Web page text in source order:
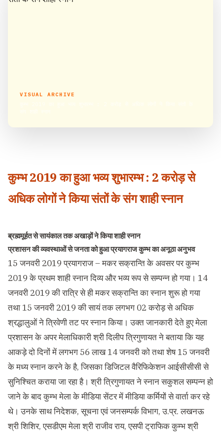
VISUAL ARCHIVE
कुम्भ 2019 का हुआ भव्य शुभारम्भ : 2 करोड़ से
अधिक लोगों ने किया संतों के संग शाही स्नान
ब्रह्ममूर्हत से सायंकाल तक अखाड़ों ने किया शाही स्नान
प्रशासन की व्यवस्थाओं से जनता को हुआ प्रयागराज कुम्भ का अनूठा अनुभव
15 जनवरी 2019 प्रयागराज – मकर सक्रान्ति के अवसर पर कुम्भ
2019 के प्रथम शाही स्नान दिव्य और भव्य रूप से सम्पन्न हो गया। 14
जनवरी 2019 की रात्रि से ही मकर सक्रान्ति का स्नान शुरू हो गया
तथा 15 जनवरी 2019 की सायं तक लगभग 02 करोड़ से अधिक
श्रद्धालुओं ने त्रिवेणी तट पर स्नान किया। उक्त जानकारी देते हुए मेला
प्रशासन के अपर मेलाधिकारी श्री दिलीप त्रिगुणायत ने बताया कि यह
आकड़े दो दिनों में लगभग 56 लाख 14 जनवरी को तथा शेष 15 जनवरी
के मध्य स्नान करने के है, जिसका डिजिटल वैरिफिकेशन आईसीसीसी से
सुनिश्चित कराया जा रहा है। श्री त्रिगुणायत ने स्नान सकुशल सम्पन्न हो
जाने के बाद कुम्भ मेला के मीडिया सेंटर में मीडिया कर्मियों से वार्ता कर रहे
थे। उनके साथ निदेशक, सूचना एवं जनसम्पर्क विभाग, उ.प्र. लखनऊ
श्री शिशिर, एसडीएम मेला श्री राजीव राय, एसपी ट्राफिक कुम्भ श्री